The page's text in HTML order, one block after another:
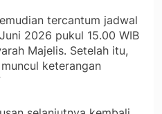
tercantum jadwal
2026 pukul 15.00 WIB
Majelis. Setelah itu,
keterangan